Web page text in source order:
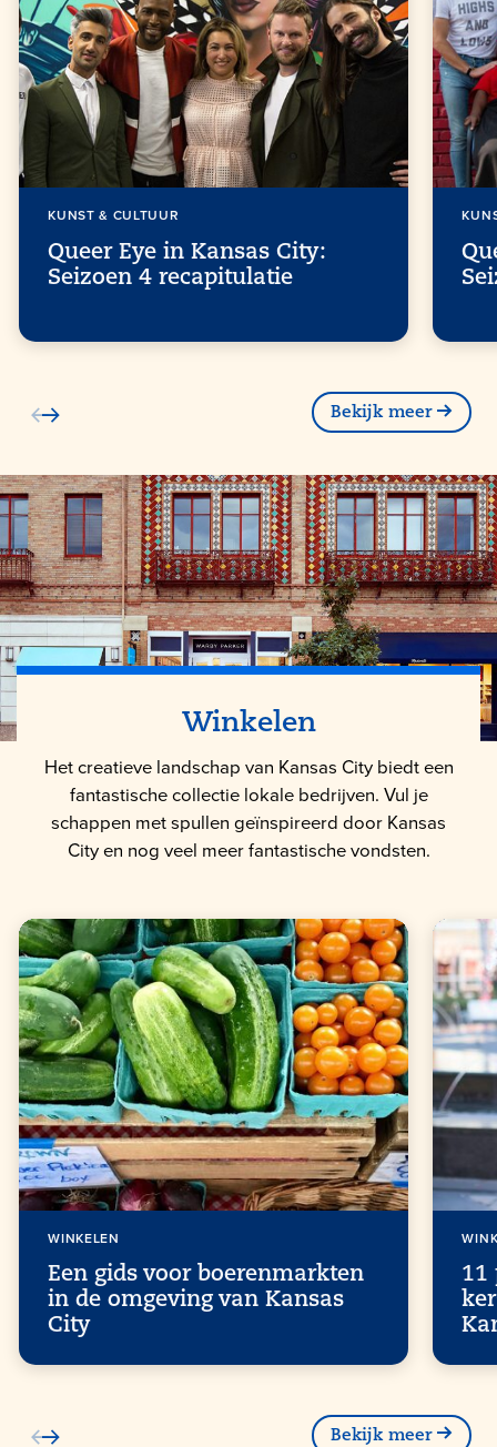
KUNST & CULTUUR
Queer Eye in Kansas City:
Seizoen 4 recapitulatie
Bekijk meer
Winkelen
Het creatieve landschap van Kansas City biedt een
fantastische collectie lokale bedrijven. Vul je
schappen met spullen geïnspireerd door Kansas
City en nog veel meer fantastische vondsten.
WINKELEN
Een gids voor boerenmarkten
in de omgeving van Kansas
City
11
Bekijk meer